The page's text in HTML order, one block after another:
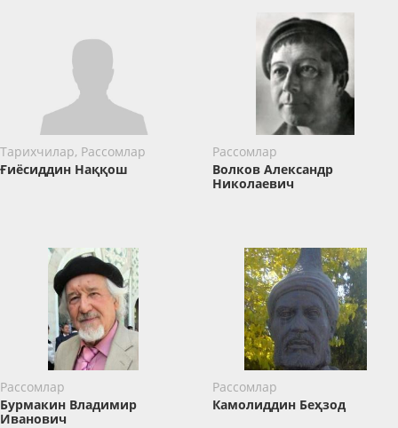
Тарихчилар, Рассомлар
Ғиёсиддин Наққош
Рассомлар
Волков Александр
Николаевич
Рассомлар
Бурмакин Владимир
Иванович
Рассомлар
Камолиддин Беҳзод